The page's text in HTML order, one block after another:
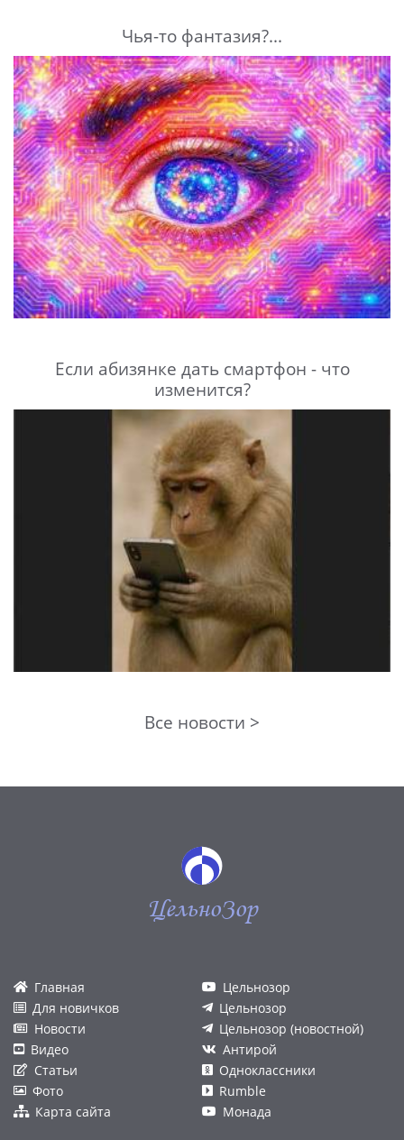
Чья-то фантазия?...
Если абизянке дать смартфон - что
изменится?
Все новости >
ЦельноЗор
Главная
Для новичков
Новости
Видео
Статьи
Фото
Карта сайта
Цельнозор
Цельнозор
Цельнозор (новостной)
Антирой
Одноклассники
Rumble
Монада